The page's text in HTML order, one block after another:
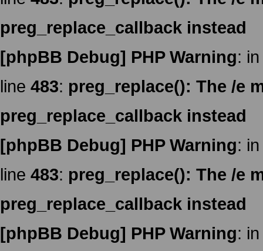
preg_replace_callback instead
[phpBB Debug] PHP Warning:
line 483: preg_replace(): The /e
preg_replace_callback instead
[phpBB Debug] PHP Warning:
line 483: preg_replace(): The /e
preg_replace_callback instead
[phpBB Debug] PHP Warning: